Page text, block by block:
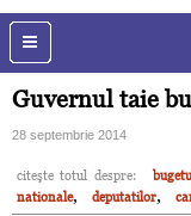
Guvernul taie
28 septembrie 2014
citeşte totul despre:
nationale, deputatilor,